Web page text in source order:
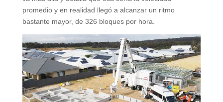
promedio y en realidad llegó a alcanzar un ritmo
bastante mayor, de 326 bloques por hora.